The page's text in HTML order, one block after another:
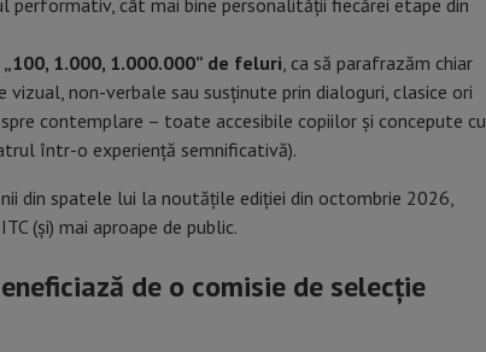
1.000, 1.000.000” de feluri , ca să parafrazăm chiar
non-verbale sau susținute prin dialoguri, clasice ori
contemplare – toate accesibile copiilor și concepute cu
într-o experiență semnificativă).
din spatele lui la noutățile ediției din octombrie 2026,
(și) mai aproape de public.
de o comisie de selecție